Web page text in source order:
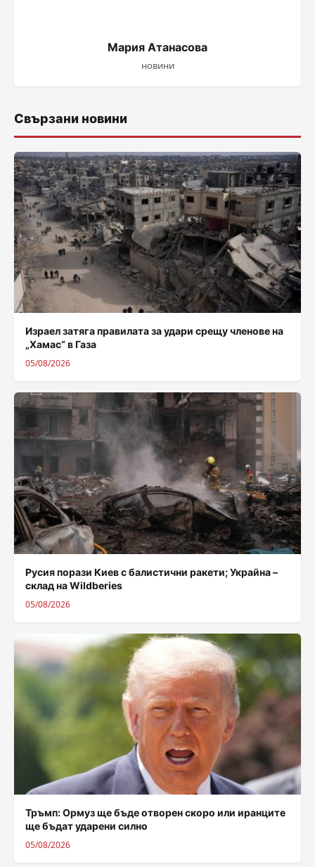
Мария Атанасова
новини
Свързани новини
Израел затяга правилата за удари срещу членове на
„Хамас“ в Газа
05/08/2026
Русия порази Киев с балистични ракети; Украйна –
склад на Wildberies
05/08/2026
Тръмп: Ормуз ще бъде отворен скоро или иранците
ще бъдат ударени силно
05/08/2026